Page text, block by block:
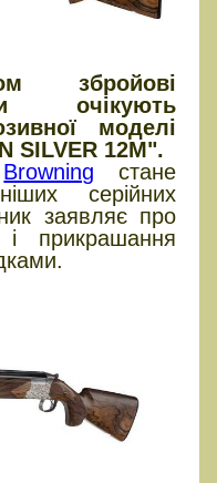
збройові
очікують
моделі
SILVER 12M".
Browning стане
серійних
заявляє про
і прикрашання